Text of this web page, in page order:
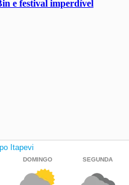
e festival imperdível